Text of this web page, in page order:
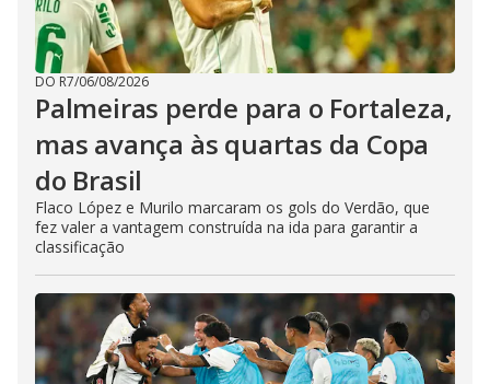
DO R7/06/08/2026
Palmeiras perde para o Fortaleza,
mas avança às quartas da Copa
do Brasil
Flaco López e Murilo marcaram os gols do Verdão, que
fez valer a vantagem construída na ida para garantir a
classificação